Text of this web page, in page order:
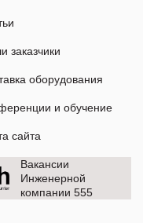
заказчики
оборудования
и обучение
сайта
Вакансии
Инженерной
компании 555